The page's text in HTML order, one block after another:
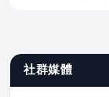
社群媒體